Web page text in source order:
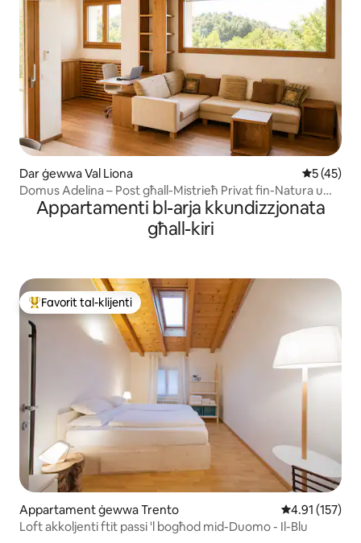
Dar ġewwa Val Liona Rating
5 (45)
Domus Adelina – Post għall-Mistrieħ Privat fin-Natura u
għall-Benesseri
Appartamenti bl-arja kkundizzjonata
għall-kiri
Wieħed mill-aqwa favoriti tal-klijenti
Favorit tal-klijenti
Appartament ġewwa Trento Rating medju
4.91 (157)
Loft akkoljenti ftit passi 'l bogħod mid-Duomo - Il-Blu